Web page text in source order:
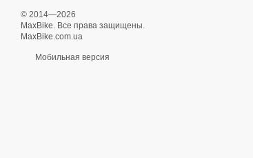
© 2014—2026
MaxBike. Все права защищены.
MaxBike.com.ua
Мобильная версия